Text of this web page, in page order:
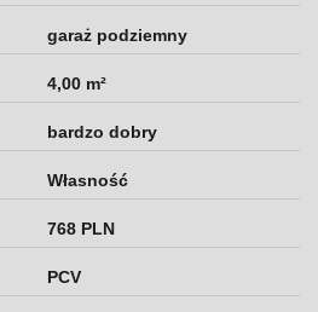
garaż podziemny
4,00 m²
bardzo dobry
Własność
768 PLN
PCV